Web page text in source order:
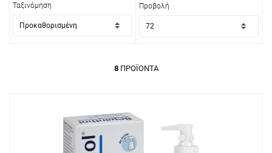
Ταξινόμηση Προβολή
8ΠΡΟΪΌΝΤΑ